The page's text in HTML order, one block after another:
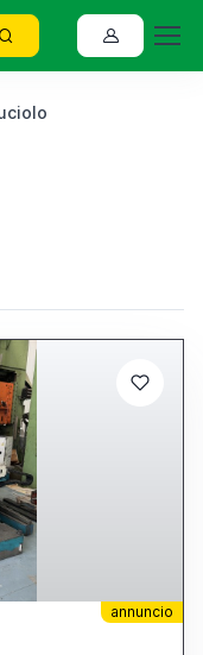
annuncio